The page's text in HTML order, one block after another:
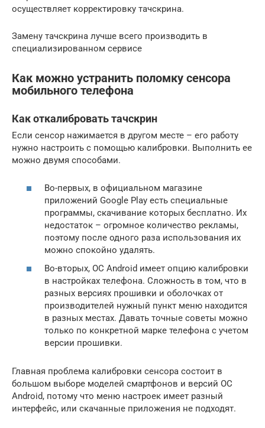
осуществляет корректировку тачскрина.
Замену тачскрина лучше всего производить в
специализированном сервисе
Как можно устранить поломку сенсора
мобильного телефона
Как откалибровать тачскрин
Если сенсор нажимается в другом месте – его работу
нужно настроить с помощью калибровки. Выполнить ее
можно двумя способами.
Во-первых, в официальном магазине
приложений Google Play есть специальные
программы, скачивание которых бесплатно. Их
недостаток – огромное количество рекламы,
поэтому после одного раза использования их
можно спокойно удалять.
Во-вторых, ОС Android имеет опцию калибровки
в настройках телефона. Сложность в том, что в
разных версиях прошивки и оболочках от
производителей нужный пункт меню находится
в разных местах. Давать точные советы можно
только по конкретной марке телефона с учетом
версии прошивки.
Главная проблема калибровки сенсора состоит в
большом выборе моделей смартфонов и версий ОС
Android, потому что меню настроек имеет разный
интерфейс, или скачанные приложения не подходят.